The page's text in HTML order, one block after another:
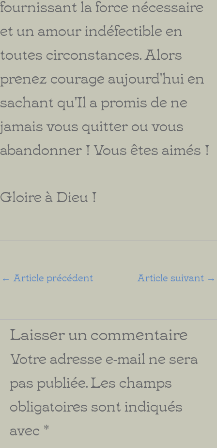
fournissant la force nécessaire
et un amour indéfectible en
toutes circonstances. Alors
prenez courage aujourd'hui en
sachant qu'Il a promis de ne
jamais vous quitter ou vous
abandonner ! Vous êtes aimés !
Gloire à Dieu !
← Article précédent Article suivant →
Laisser un commentaire
Votre adresse e-mail ne sera
pas publiée.Les champs
obligatoires sont indiqués
avec *